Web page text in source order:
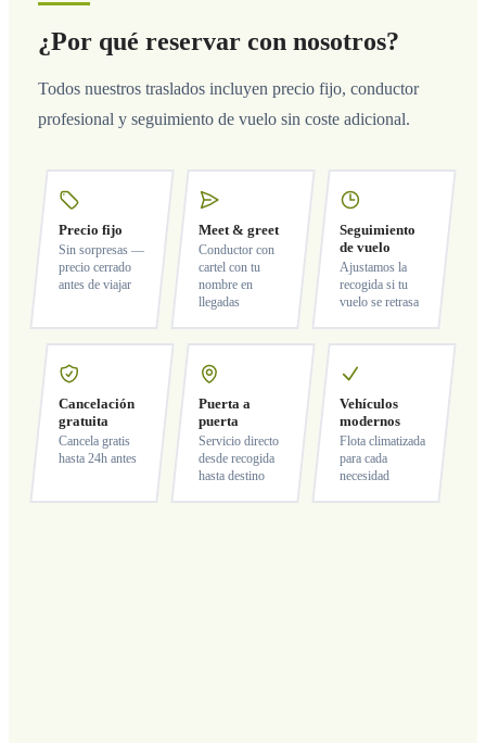
¿Por qué reservar con nosotros?
Todos nuestros traslados incluyen precio fijo, conductor
profesional y seguimiento de vuelo sin coste adicional.
Precio fijo
Sin sorpresas —
precio cerrado
antes de viajar
Meet & greet
Conductor con
cartel con tu
nombre en
llegadas
Seguimiento
de vuelo
Ajustamos la
recogida si tu
vuelo se retrasa
Cancelación
gratuita
Cancela gratis
hasta 24h antes
Puerta a
puerta
Servicio directo
desde recogida
hasta destino
Vehículos
modernos
Flota climatizada
para cada
necesidad